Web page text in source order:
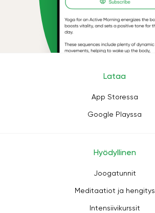
Lataa
App Storessa
Google Playssa
Hyödyllinen
Joogatunnit
Meditaatiot ja hengitys
Intensiivikurssit